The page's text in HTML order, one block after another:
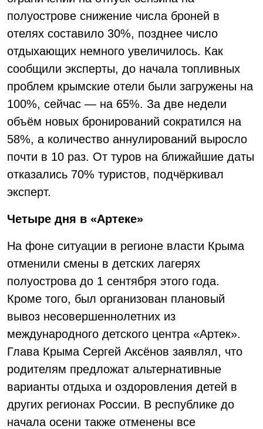
полуострове снижение числа броней в
отелях составило 30%, позднее число
отдыхающих немного увеличилось. Как
сообщили эксперты, до начала топливных
проблем крымские отели были загружены на
100%, сейчас — на 65%. За две недели
объём новых бронирований сократился на
58%, а количество аннулирований выросло
почти в 10 раз. От туров на ближайшие даты
отказались 70% туристов, подчёркивал
эксперт.
Четыре дня в «Артеке»
На фоне ситуации в регионе власти Крыма
отменили смены в детских лагерях
полуострова до 1 сентября этого года.
Кроме того, был организован плановый
вывоз несовершеннолетних из
международного детского центра «Артек».
Глава Крыма Сергей Аксёнов заявлял, что
родителям предложат альтернативные
варианты отдыха и оздоровления детей в
других регионах России. В республике до
начала осени также отменены все